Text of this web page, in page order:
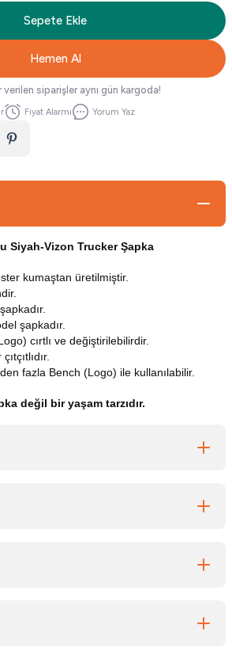
Sepete Ekle
Hemen Al
siparişler aynı gün kargoda!
Fiyat Alarmı Yorum Yaz
Siyah-Vizon Trucker Şapka
kumaştan üretilmiştir.
şapkadır.
cırtlı ve değiştirilebilirdir.
fazla Bench (Logo) ile kullanılabilir.
değil bir yaşam tarzıdır.